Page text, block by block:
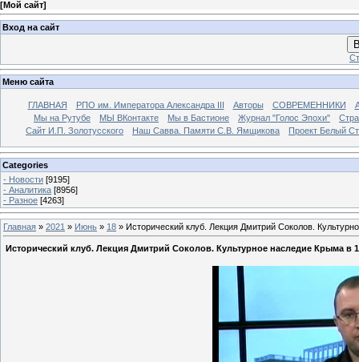
[Мой сайт]
Вход на сайт
Меню сайта
ГЛАВНАЯ РПО им. Императора Александра III Авторы СОВРЕМЕННИКИ
Мы на Рутубе
МЫ ВКонтакте Мы в Бастионе Журнал "Голос Эпохи"
Сайт И.П. Золотусского
Наш Савва. Памяти С.В. Ямщикова Проект Белый
Categories
- Новости [9195]
- Аналитика [8956]
- Разное [4263]
Главная » 2021 » Июнь » 18 » Исторический клуб. Лекция Дмитрий Соколов.
Исторический клуб. Лекция Дмитрий Соколов. Культурное наследие Крыма в